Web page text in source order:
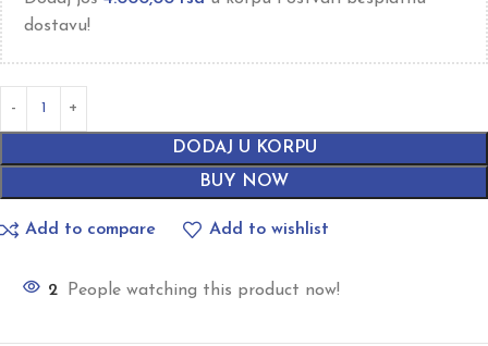
dostavu!
DODAJ U KORPU
BUY NOW
Add to compare Add to wishlist
2 People watching this product now!